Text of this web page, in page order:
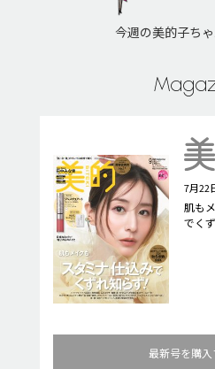
今週の美的子ち
7月
肌も
でく
最新号を購入